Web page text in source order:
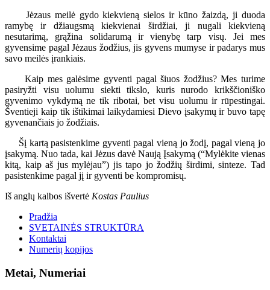
Jėzaus meilė gydo kiekvieną sielos ir kūno žaizdą, ji duoda
ramybę ir džiaugsmą kiekvienai širdžiai, ji nugali kiekvieną
nesutarimą, grąžina solidarumą ir vienybę tarp visų. Jei mes
gyvensime pagal Jėzaus žodžius, jis gyvens mumyse ir padarys mus
savo meilės įrankiais.
Kaip mes galėsime gyventi pagal šiuos žodžius? Mes turime
pasiryžti visu uolumu siekti tikslo, kuris nurodo krikščioniško
gyvenimo vykdymą ne tik ribotai, bet visu uolumu ir rūpestingai.
Šventieji kaip tik ištikimai laikydamiesi Dievo įsakymų ir buvo tapę
gyvenančiais jo žodžiais.
Šį kartą pasistenkime gyventi pagal vieną jo žodį, pagal vieną jo
įsakymą. Nuo tada, kai Jėzus davė Naują Įsakymą (“Mylėkite vienas
kitą, kaip aš jus mylėjau”) jis tapo jo žodžių širdimi, sinteze. Tad
pasistenkime pagal jį ir gyventi be kompromisų.
Iš anglų kalbos išvertė Kostas Paulius
Pradžia
SVETAINĖS STRUKTŪRA
Kontaktai
Numerių kopijos
Metai, Numeriai